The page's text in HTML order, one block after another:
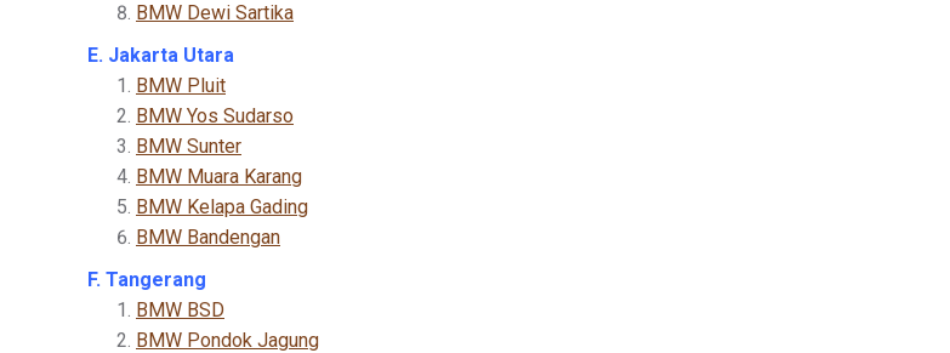
BMW Dewi Sartika
E. Jakarta Utara
BMW Pluit
BMW Yos Sudarso
BMW Sunter
BMW Muara Karang
BMW Kelapa Gading
BMW Bandengan
F. Tangerang
BMW BSD
BMW Pondok Jagung